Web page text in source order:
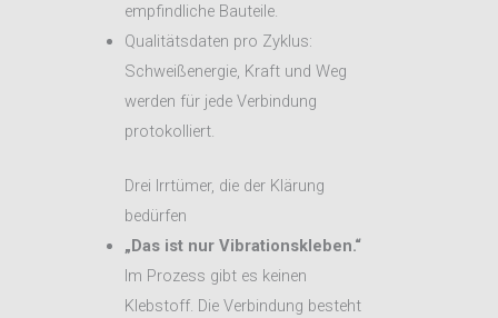
empfindliche Bauteile.
Qualitätsdaten pro Zyklus:
Schweißenergie, Kraft und Weg
werden für jede Verbindung
protokolliert.
Drei Irrtümer, die der Klärung
bedürfen
„Das ist nur Vibrationskleben.“
Im Prozess gibt es keinen
Klebstoff. Die Verbindung besteht